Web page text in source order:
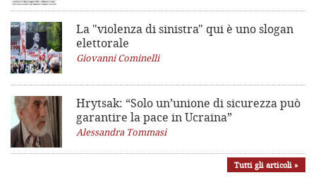
La "violenza di sinistra" qui è uno slogan
elettorale
Giovanni Cominelli
Hrytsak: “Solo un’unione di sicurezza può
garantire la pace in Ucraina”
Alessandra Tommasi
Tutti gli articoli »